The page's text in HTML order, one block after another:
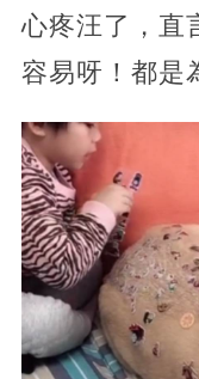
心疼汪了，直
容易呀！都是